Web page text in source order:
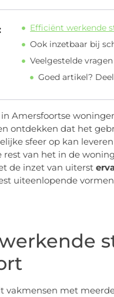
Efficiënt werkende
Ook inzetbaar bij
Veelgestelde vragen
Goed artikel?
Amersfoortse
ontdekken dat het
sfeer op kan
van het in de
de inzet van uiterst
uiteenlopende
vakmensen met